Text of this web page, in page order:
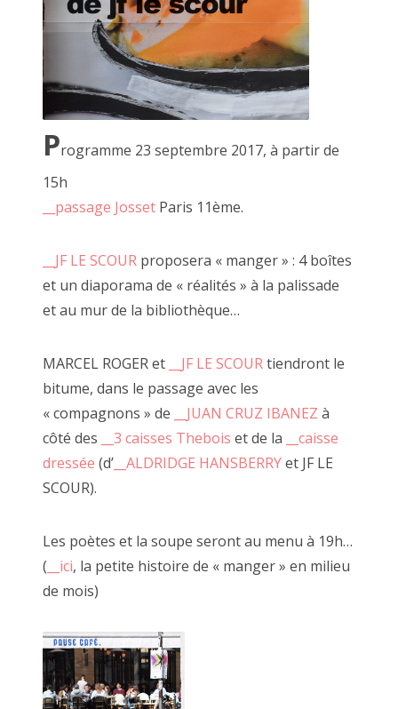
2015 novembre
2015 octobre
2015 septembre
2015 juin
2015 avril
2015 février
2015 janvier
2014 décembre
octobre, novembre 2014
Recherche
Programme 23 septembre 2017, à partir de
15h
__passage Josset Paris 11ème.
__JF LE SCOUR proposera « manger » : 4 boîtes
et un diaporama de « réalités » à la palissade
et au mur de la bibliothèque…
MARCEL ROGER et __JF LE SCOURtiendront le
bitume, dans le passage avec les
« compagnons » de
__JUAN CRUZ IBANEZ à
côté des
__3 caisses Thebois et de la
__caisse
dressée (d’ __ALDRIDGE HANSBERRYet JF LE
SCOUR).
Les poètes et la soupe seront au menu à 19h…
( __ici, la petite histoire de « manger » en milieu
de mois)
Jf ne manque pas d'imagination pour
Toutes ces expériences, jeux et
:
vous inviter à tirer ce fil rouge de
au jeu de la création.
C'est à travers ce processus qu'à côté
genre chaque samedi.
Une fois le corps engagé vous
performances de claquettes.
Tous se réunissent pour FAIRE OU PAS.